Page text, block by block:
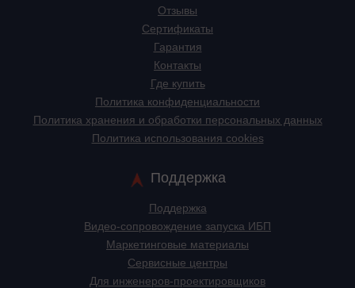
Отзывы
Сертификаты
Гарантия
Контакты
Где купить
Политика конфиденциальности
Политика хранения и обработки персональных данных
Политика использования cookies
Поддержка
Поддержка
Видео-сопровождение запуска ИБП
Маркетинговые материалы
Сервисные центры
Для инженеров-проектировщиков